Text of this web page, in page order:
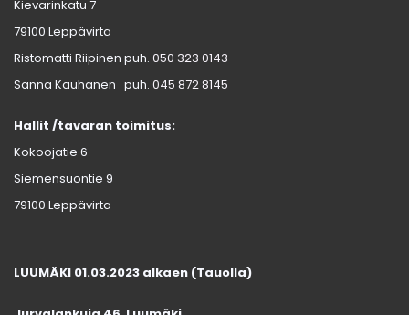
Kievarinkatu 7
79100 Leppävirta
Ristomatti Riipinen puh. 050 323 0143
Sanna Kauhanen puh. 045 872 8145
Hallit /tavaran toimitus:
Kokoojatie 6
Siemensuontie 9
79100 Leppävirta
LUUMÄKI 01.03.2023 alkaen (Tauolla)